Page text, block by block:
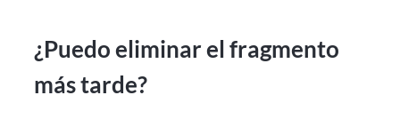
¿Puedo eliminar el fragmento
más tarde?